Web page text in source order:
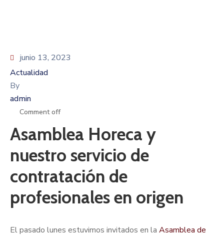
junio 13, 2023
Actualidad
By
admin
Comment off
Asamblea Horeca y
nuestro servicio de
contratación de
profesionales en origen
El pasado lunes estuvimos invitados en la Asamblea de